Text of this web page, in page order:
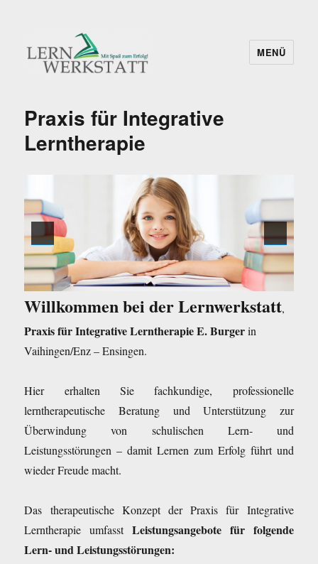
E.Burger
MENÜ
Praxis für Integrative
Lerntherapie
Willkommen bei der Lernwerkstatt,
Praxis für Integrative Lerntherapie E. Burgerin
Vaihingen/Enz – Ensingen.
Hier erhalten Sie fachkundige, professionelle
lerntherapeutische Beratung und Unterstützung zur
Überwindung von schulischen Lern- und
Leistungsstörungen – damit Lernen zum Erfolg führt und
wieder Freude macht.
Das therapeutische Konzept der Praxis für Integrative
Lerntherapie umfasst Leistungsangebote für folgende
Lern- und Leistungsstörungen: